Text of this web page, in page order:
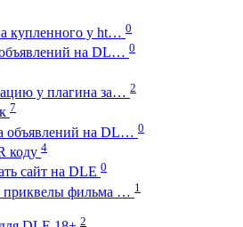
купленного у ht… 0
объявлений на DL… 0
у плагина за… 2
7
объявлений на DL… 0
коду 4
сайт на DLE 0
приквелы фильма … 1
2